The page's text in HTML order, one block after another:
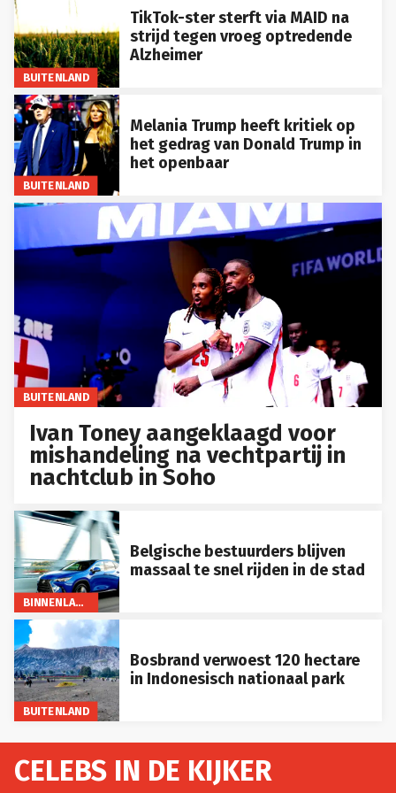
BUITENLAND
TikTok-ster sterft via MAID na
strijd tegen vroeg optredende
Alzheimer
BUITENLAND
Melania Trump heeft kritiek op
het gedrag van Donald Trump in
het openbaar
BUITENLAND
Ivan Toney aangeklaagd voor
mishandeling na vechtpartij in
nachtclub in Soho
BINNENLAND
Belgische bestuurders blijven
massaal te snel rijden in de stad
BUITENLAND
Bosbrand verwoest 120 hectare
in Indonesisch nationaal park
CELEBS IN DE KIJKER